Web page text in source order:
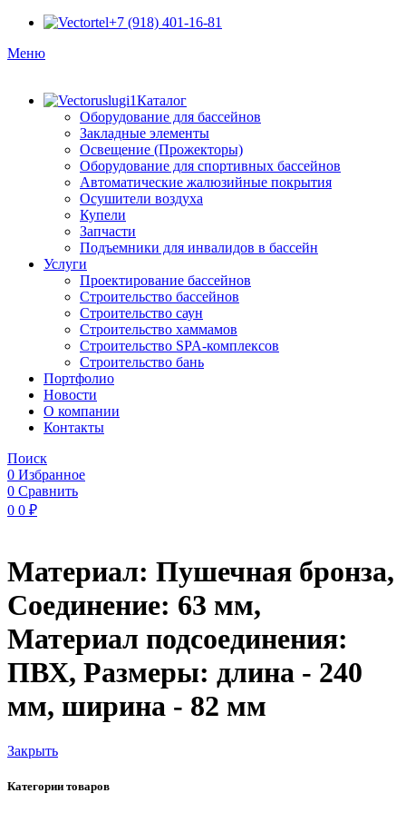
+7 (918) 401-16-81
Меню
Каталог
Оборудование для бассейнов
Закладные элементы
Освещение (Прожекторы)
Оборудование для спортивных бассейнов
Автоматические жалюзийные покрытия
Осушители воздуха
Купели
Запчасти
Подъемники для инвалидов в бассейн
Услуги
Проектирование бассейнов
Строительство бассейнов
Строительство саун
Строительство хаммамов
Строительство SPA-комплексов
Строительство бань
Портфолио
Новости
O компании
Контакты
Поиск
0 Избранное
0 Сравнить
0 0 ₽
Материал: Пушечная бронза,
Соединение: 63 мм,
Материал подсоединения:
ПВХ, Размеры: длина - 240
мм, ширина - 82 мм
Закрыть
Категории товаров